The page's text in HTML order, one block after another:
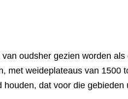
oudsher gezien worden
met weideplateaus van 1500
dat voor die